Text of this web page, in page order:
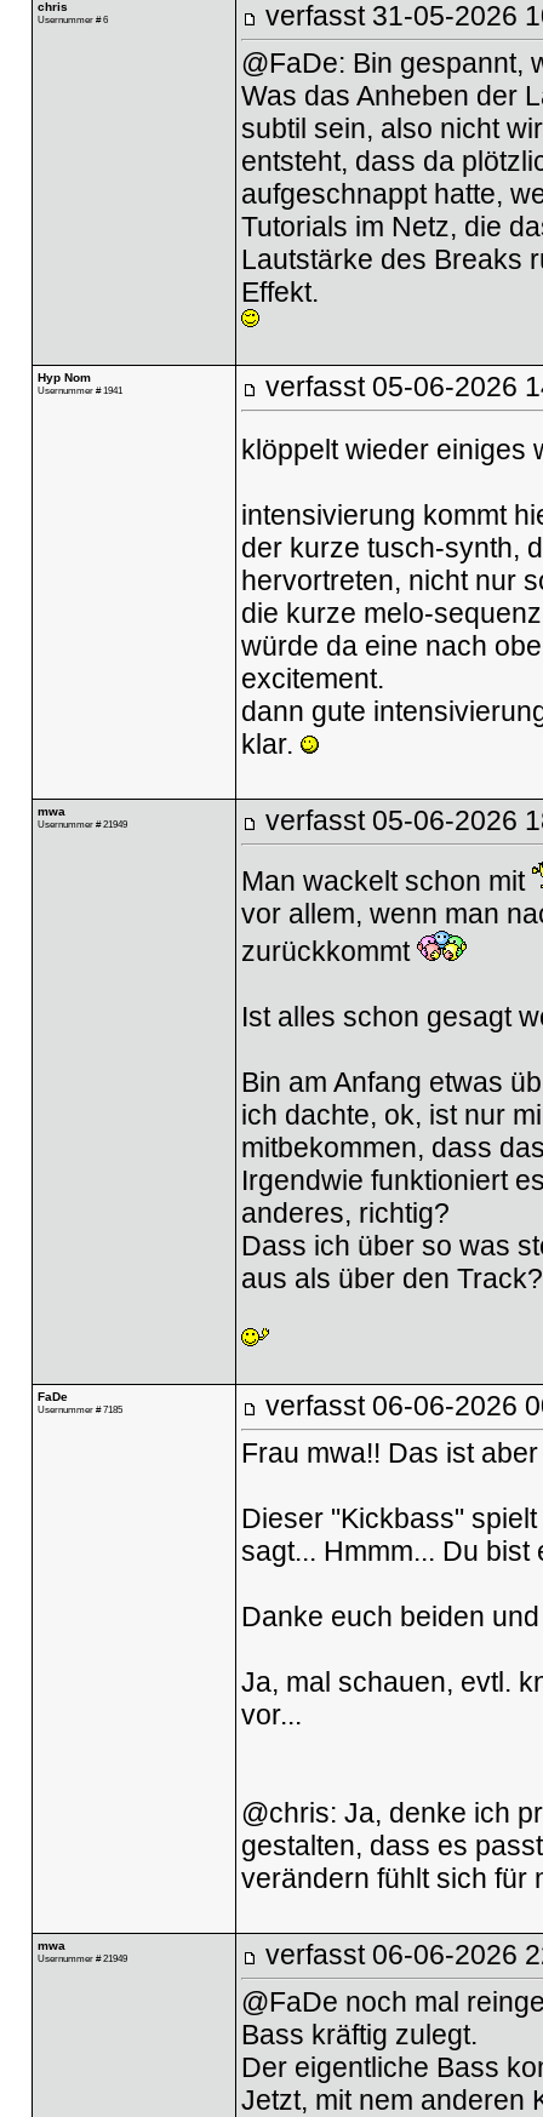
chris
Usernummer # 6 verfasst 31-05-2026
@FaDe: Bin gespannt,
Was das Anheben der
subtil sein, also nicht
entsteht, dass da
aufgeschnappt hatte,
Tutorials im Netz, die
Lautstärke des Breaks
Effekt.
Hyp Nom
Usernummer # 1941 verfasst 05-06-2026
klöppelt wieder einiges
intensivierung kommt
der kurze tusch-synth,
hervortreten, nicht nur
die kurze melo-
würde da eine nach
excitement.
dann gute
klar.
mwa
Usernummer # 21949 verfasst 05-06-2026
Man wackelt schon mit
vor allem, wenn man
zurückkommt
Ist alles schon gesagt
Bin am Anfang etwas
ich dachte, ok, ist nur
mitbekommen, dass
Irgendwie funktioniert
anderes, richtig?
Dass ich über so was
aus als über den
FaDe
Usernummer # 7185 verfasst 06-06-2026
Frau mwa!! Das ist
Dieser "Kickbass"
sagt... Hmmm... Du
Danke euch beiden
Ja, mal schauen, evtl.
vor...
@chris: Ja, denke ich
gestalten, dass es
verändern fühlt sich für
mwa
Usernummer # 21949 verfasst 06-06-2026
@FaDe noch mal
Bass kräftig zulegt.
Der eigentliche Bass
Jetzt, mit nem anderen